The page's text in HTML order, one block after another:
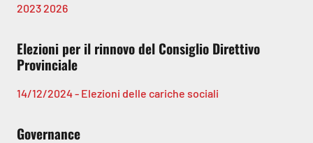
20232026
Elezioni per il rinnovo del Consiglio Direttivo
Provinciale
14/12/2024 - Elezioni delle cariche sociali
Governance